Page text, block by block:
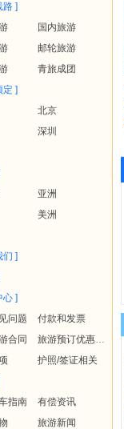
路 ]
国内旅游
邮轮旅游
青旅成团
定 ]
北京
深圳
亚洲
美洲
们 ]
心 ]
问题
付款和发票
合同
旅游预订优惠政策
护照/签证相关
指南
有偿资讯
旅游新闻